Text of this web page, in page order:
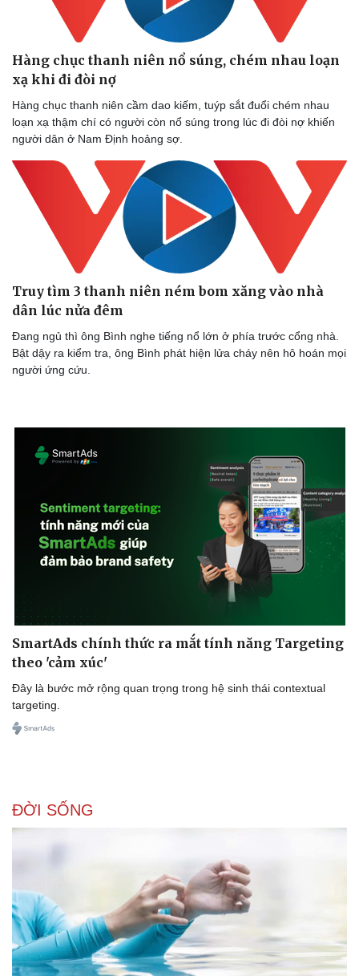
Doanh nghiệp
Doanh nghiệp 24h
Doanh nhân
Vì cộng đồng
Sành điệu
Tin Công nghệ
Trải nghiệm
Hàng chục thanh niên nổ súng, chém nhau loạn
xạ khi đi đòi nợ
Hàng chục thanh niên cầm dao kiếm, tuýp sắt đuổi chém nhau
loạn xạ thậm chí có người còn nổ súng trong lúc đi đòi nợ khiến
người dân ở Nam Định hoảng sợ.
Truy tìm 3 thanh niên ném bom xăng vào nhà
dân lúc nửa đêm
Đang ngủ thì ông Bình nghe tiếng nổ lớn ở phía trước cổng nhà.
Bật dậy ra kiểm tra, ông Bình phát hiện lửa cháy nên hô hoán mọi
người ứng cứu.
SmartAds chính thức ra mắt tính năng Targeting
theo 'cảm xúc'
Đây là bước mở rộng quan trọng trong hệ sinh thái contextual
targeting.
ĐỜI SỐNG